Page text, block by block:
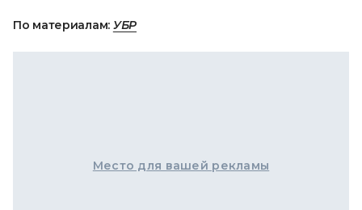
По материалам: УБР
Место для вашей рекламы